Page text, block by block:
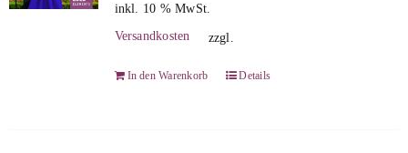
inkl. 10 % MwSt.
zzgl.
Versandkosten
In den Warenkorb Details